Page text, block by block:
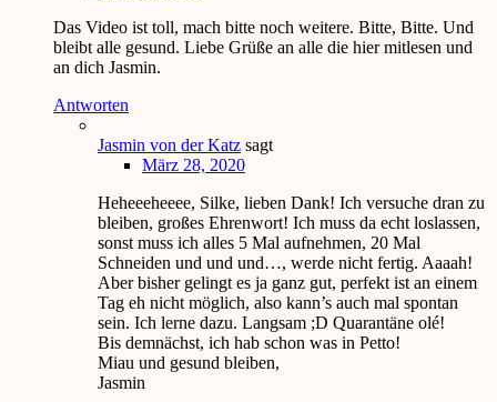
Das Video ist toll, mach bitte noch weitere. Bitte, Bitte. Und
bleibt alle gesund. Liebe Grüße an alle die hier mitlesen und
an dich Jasmin.
Antworten
Jasmin von der Katz sagt
März 28, 2020
Heheeeheeee, Silke, lieben Dank! Ich versuche dran zu
bleiben, großes Ehrenwort! Ich muss da echt loslassen,
sonst muss ich alles 5 Mal aufnehmen, 20 Mal
Schneiden und und und…, werde nicht fertig. Aaaah!
Aber bisher gelingt es ja ganz gut, perfekt ist an einem
Tag eh nicht möglich, also kann’s auch mal spontan
sein. Ich lerne dazu. Langsam ;D Quarantäne olé!
Bis demnächst, ich hab schon was in Petto!
Miau und gesund bleiben,
Jasmin